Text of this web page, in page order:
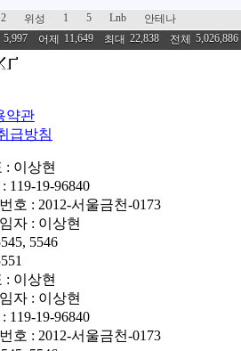
2 위성 1 5 Lnb 안테나
5,997 어제 11,649 최대 22,838 전체 5,026,886
약관
급방침
: 이상현
119-19-96840
호 : 2012-서울금천-0173
자 : 이상현
5546
: 이상현
자 : 이상현
119-19-96840
호 : 2012-서울금천-0173